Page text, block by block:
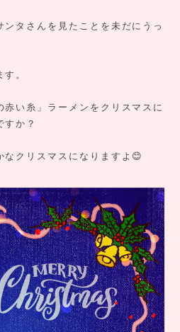
タさんを見たことを未だにうっ
。
い糸」ラーメンをクリスマスに
すか？
なクリスマスになりますよ😊